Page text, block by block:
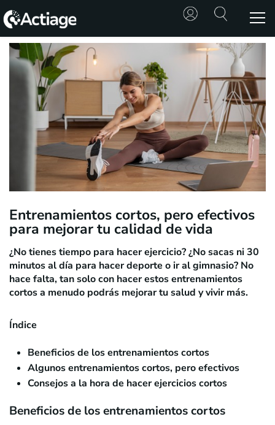
SHOP
TRATAMIENTOS
CONSULTA
CONOCE
ACTIAGE
RECURSOS
Entrenamientos cortos, pero efectivos
para mejorar tu calidad de vida
¿No tienes tiempo para hacer ejercicio? ¿No sacas ni 30
minutos al día para hacer deporte o ir al gimnasio? No
hace falta, tan solo con hacer estos entrenamientos
cortos a menudo podrás mejorar tu salud y vivir más.
Índice
Beneficios de los entrenamientos cortos
Algunos entrenamientos cortos, pero efectivos
Consejos a la hora de hacer ejercicios cortos
Beneficios de los entrenamientos cortos